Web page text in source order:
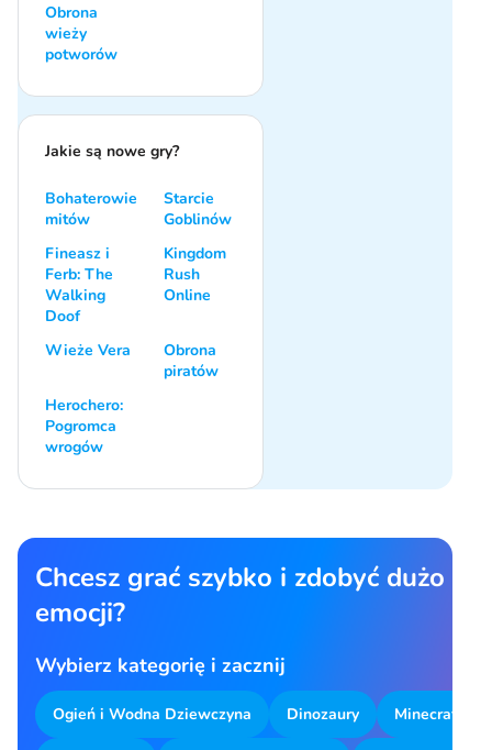
Obrona
wieży
potworów
Jakie są nowe gry?
Bohaterowie
mitów
Starcie
Goblinów
Fineasz i
Ferb: The
Walking
Doof
Kingdom
Rush
Online
Wieże Vera
Obrona
piratów
Herochero:
Pogromca
wrogów
Chcesz grać szybko i zdobyć dużo
emocji?
Wybierz kategorię i zacznij
Ogień i Wodna Dziewczyna Dinozaury Minecraft